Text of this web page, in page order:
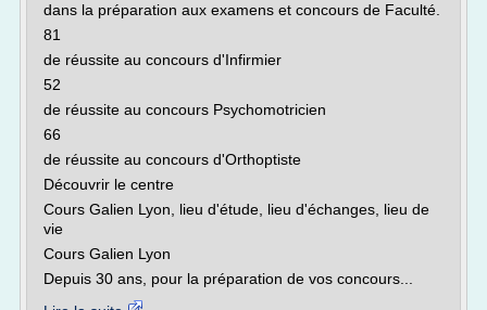
dans la préparation aux examens et concours de Faculté.
81
de réussite au concours d'Infirmier
52
de réussite au concours Psychomotricien
66
de réussite au concours d'Orthoptiste
Découvrir le centre
Cours Galien Lyon, lieu d'étude, lieu d'échanges, lieu de
vie
Cours Galien Lyon
Depuis 30 ans, pour la préparation de vos concours...